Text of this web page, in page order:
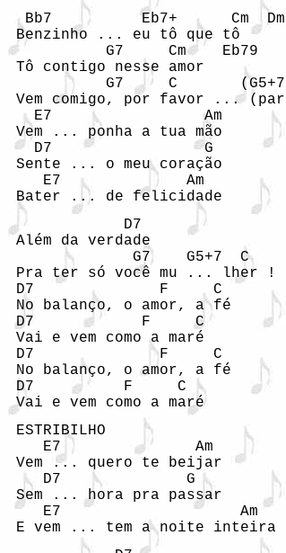
Bb7          Eb7+      Cm
Benzinho ... eu tô que tô
G7     Cm    Eb79
Tô contigo nesse amor
G7     C
Vem comigo, por favor ...
   E7                 Am
Vem ... ponha a tua mão
   D7                 G
Sente ... o meu coração
    E7              Am
Bater ... de felicidade
             D7
Além da verdade
              G7    G5+7  C
Pra ter só você mu ... lher !
D7              F     C
No balanço, o amor, a fé
D7            F     C
Vai e vem como a maré
D7              F     C
No balanço, o amor, a fé
D7          F     C
Vai e vem como a maré
ESTRIBILHO
    E7               Am
Vem ... quero te beijar
    D7              G
Sem ... hora pra passar
    E7                    Am
E vem ... tem a noite inteira